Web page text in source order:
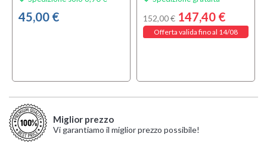
45,00 € 152,00 € 147,40 €
Offerta valida fino al 14/08
Miglior prezzo
Vi garantiamo il miglior prezzo possibile!